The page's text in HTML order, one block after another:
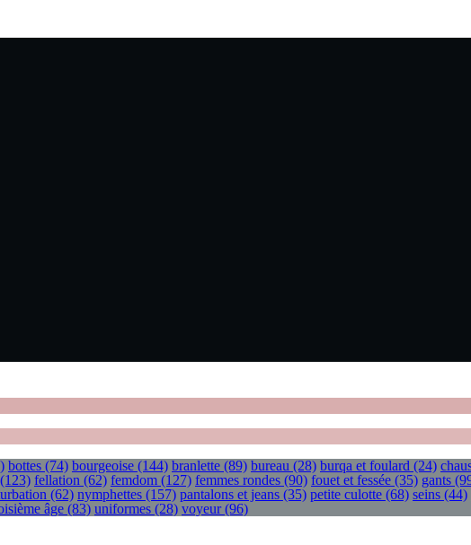
bottes (74) bourgeoise (144) branlette (89) bureau (28) burqa et foulard (24)
(123) fellation (62) femdom (127) femmes rondes (90) fouet et fessée (35) gants
(62) nymphettes (157) pantalons et jeans (35) petite culotte (68) seins (44)
âge (83) uniformes (28) voyeur(96)